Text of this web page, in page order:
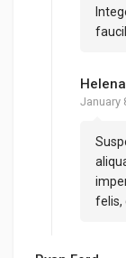
January
felis,